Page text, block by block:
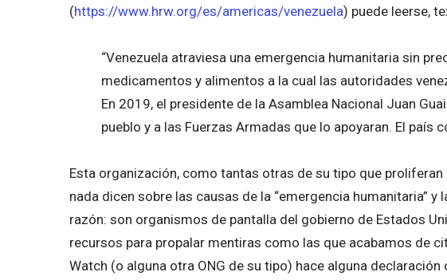
(https://www.hrw.org/es/americas/venezuela) puede leerse,
“Venezuela atraviesa una emergencia humanitaria sin
medicamentos y alimentos a la cual las autoridades
En 2019, el presidente de la Asamblea Nacional Juan
pueblo y a las Fuerzas Armadas que lo apoyaran. El país
Esta organización, como tantas otras de su tipo que
nada dicen sobre las causas de la “emergencia humanitaria”
razón: son organismos de pantalla del gobierno de Estados
recursos para propalar mentiras como las que acabamos de
Watch (o alguna otra ONG de su tipo) hace alguna